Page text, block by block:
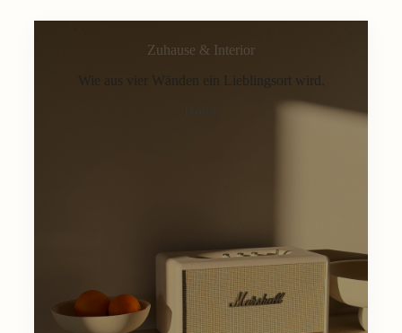
Zuhause & Interior
Wie aus vier Wänden ein Lieblingsort wird.